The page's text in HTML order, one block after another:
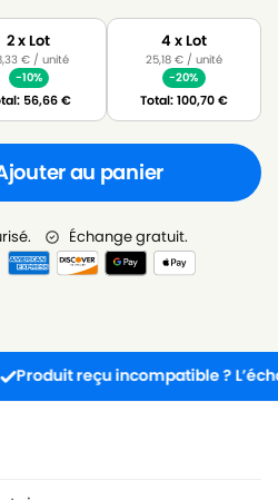
2 x Lot
€/ unité
-10%
56,66€
4 x Lot
25,18 €/ unité
-20%
Total:100,70€
au panier
Échange gratuit.
reçu incompatible ?